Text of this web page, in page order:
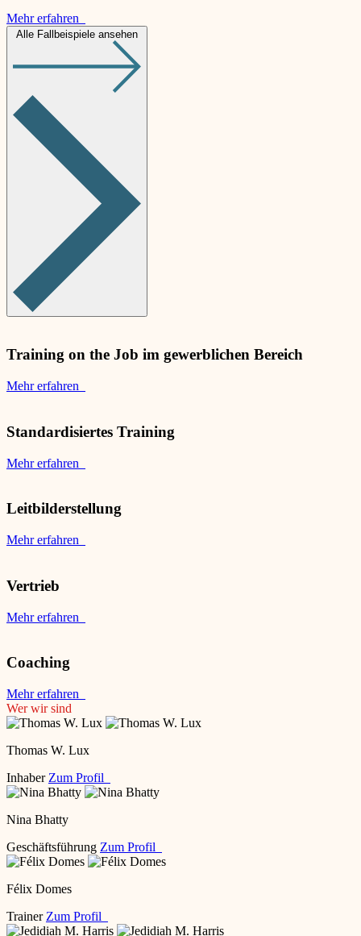
Mehr erfahren
Alle Fallbeispiele ansehen
Training on the Job im gewerblichen Bereich
Mehr erfahren
Standardisiertes Training
Mehr erfahren
Leitbilderstellung
Mehr erfahren
Vertrieb
Mehr erfahren
Coaching
Mehr erfahren
Wer wir sind
Thomas W. Lux
Inhaber Zum Profil
Nina Bhatty
Geschäftsführung Zum Profil
Félix Domes
Trainer Zum Profil